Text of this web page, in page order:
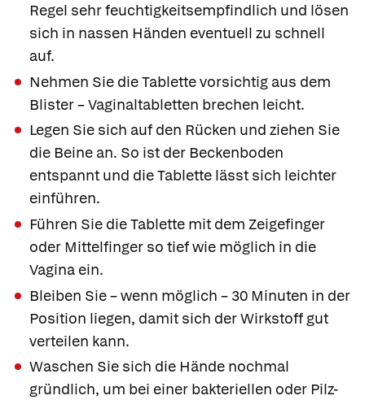
Regel sehr feuchtigkeitsempfindlich und lösen
sich in nassen Händen eventuell zu schnell
auf.
Nehmen Sie die Tablette vorsichtig aus dem
Blister – Vaginaltabletten brechen leicht.
Legen Sie sich auf den Rücken und ziehen Sie
die Beine an. So ist der Beckenboden
entspannt und die Tablette lässt sich leichter
einführen.
Führen Sie die Tablette mit dem Zeigefinger
oder Mittelfinger so tief wie möglich in die
Vagina ein.
Bleiben Sie – wenn möglich – 30 Minuten in der
Position liegen, damit sich der Wirkstoff gut
verteilen kann.
Waschen Sie sich die Hände nochmal
gründlich, um bei einer bakteriellen oder Pilz-